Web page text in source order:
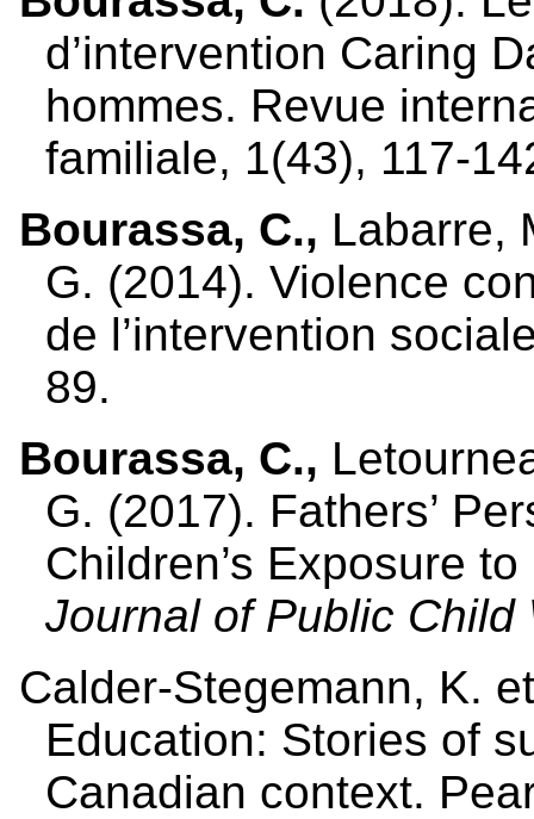
d’intervention Caring
hommes. Revue
familiale, 1(43), 117-
Bourassa, C., Labarre,
G. (2014). Violence
de l’intervention
89.
Bourassa, C.,
G. (2017). Fathers’
Children’s Exposure
Journal of Public Child
Calder-Stegemann, K.
Education: Stories of
Canadian context.